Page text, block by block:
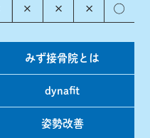
みず接骨院とは
dynafit
姿勢改善